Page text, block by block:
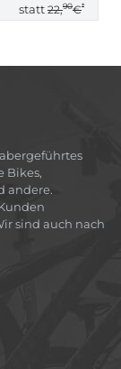
statt 22,90€*
Bikes,
andere.
sind auch nach